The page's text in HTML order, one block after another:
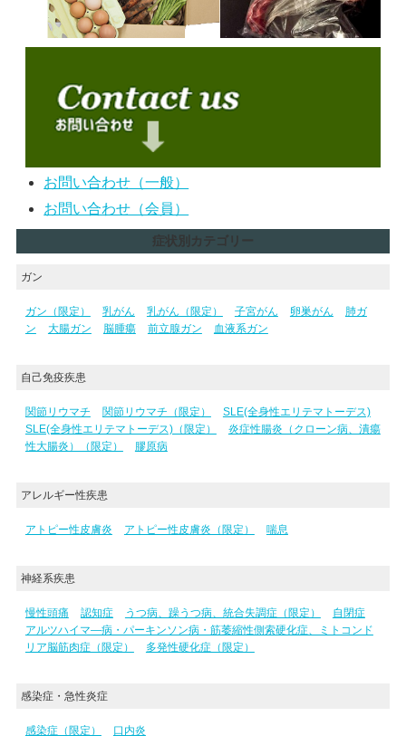
お問い合わせ（一般）
お問い合わせ（会員）
症状別カテゴリー
ガン
ガン（限定） 乳がん 乳がん（限定） 子宮がん 卵巣がん
肺ガ
ン
大腸ガン 脳腫瘍 前立腺ガン 血液系ガン
自己免疫疾患
関節リウマチ 関節リウマチ（限定）
SLE(全身性エリテマトーデス)
SLE(全身性エリテマトーデス)（限定）
炎症性腸炎（クローン病、潰瘍
性大腸炎）（限定）
膠原病
アレルギー性疾患
アトピー性皮膚炎 アトピー性皮膚炎（限定） 喘息
神経系疾患
慢性頭痛 認知症 うつ病、躁うつ病、統合失調症（限定）
自閉症
アルツハイマ―病・パーキンソン病・筋萎縮性側索硬化症、ミトコンド
リア脳筋肉症（限定）
多発性硬化症（限定）
感染症・急性炎症
感染症（限定） 口内炎